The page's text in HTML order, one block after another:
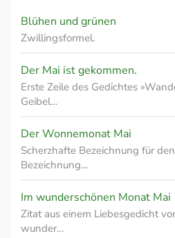
Blühen und grünen
Zwillingsformel.
Der Mai ist gekommen.
Erste Zeile des Gedichtes
Geibel…
Der Wonnemonat Mai
Scherzhafte Bezeichnung für
Bezeichnung…
Im wunderschönen Monat Mai
Zitat aus einem Liebesgedicht
wunder…